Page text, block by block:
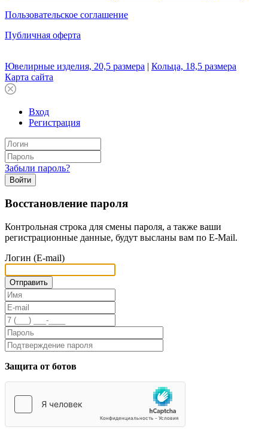
Пользовательское соглашение
Публичная оферта
Ювелирные изделия, 20,5 размера | Кольца, 18,5 размера
Карта сайта
Вход
Регистрация
Забыли пароль?
Войти
Восстановление пароля
Контрольная строка для смены пароля, а также ваши
регистрационные данные, будут высланы вам по E-Mail.
Логин (E-mail)
Защита от ботов